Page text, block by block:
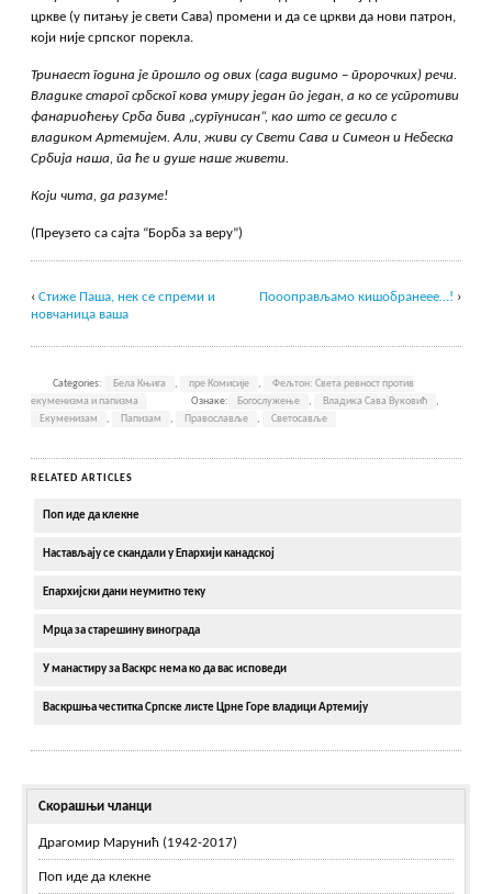
цркве (у питању је свети Сава) промени и да се цркви да нови патрон,
који није српског порекла.
Тринаест година је прошло од ових (сада видимо – пророчких) речи.
Владике старог србског кова умиру један по један, а ко се успротиви
фанариоћењу Срба бива „сургунисан“, као што се десило с
владиком Артемијем. Али, живи су Свети Сава и Симеон и Небеска
Србија наша, па ће и душе наше живети.
Који чита, да разуме!
(Преузето са сајта “Борба за веру”)
‹Стиже Паша, нек се спреми и
новчаница ваша
Поооправљамо кишобранеее…! ›
Categories: Бела Књига , пре Комисије ,
Фељтон: Света ревност против
екуменизма и папизма
Ознаке: Богослужење , Владика Сава Вуковић
,
Екуменизам
, Папизам , Православље , Светосавље
RELATED ARTICLES
Поп иде да клекне
Настављају се скандали у Епархији канадској
Епархијски дани неумитно теку
Мрца за старешину винограда
У манастиру за Васкрс нема ко да вас исповеди
Васкршња честитка Српске листе Црне Горе владици Артемију
Скорашњи чланци
Драгомир Марунић (1942-2017)
Поп иде да клекне